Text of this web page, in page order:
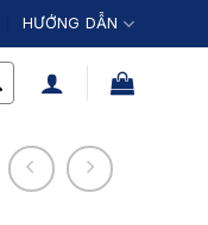
HƯỚNG DẪN